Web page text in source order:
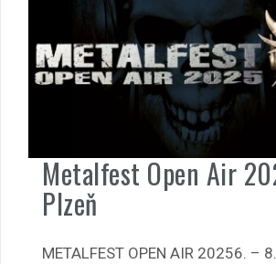
Metalfest Open Air
Plzeň
METALFEST OPEN AIR 20256. –